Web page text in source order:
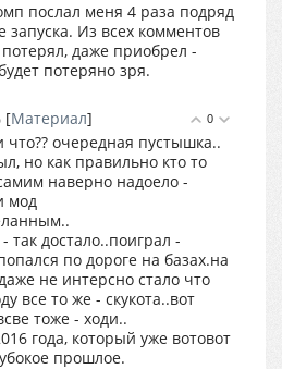
послал меня 4 раза подряд
Из всех комментов
даже приобрел -
потеряно зря.
0
[Материал]
очередная пустышка..
но как правильно кто то
наверно надоело -
мод
так достало..поиграл -
по дороге на базах.на
не интерсно стало что
все то же - скукота..вот
тоже - ходи..
года, который уже вотовот
прошлое.